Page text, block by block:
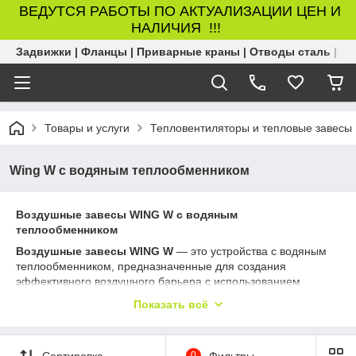
ВЕДУТСЯ РАБОТЫ ПО АКТУАЛИЗАЦИИ ЦЕН И
НАЛИЧИЯ !!!
Задвижки | Фланцы | Приварные краны | Отводы сталь |
Товары и услуги Тепловентиляторы и тепловые завесы
Wing W с водяным теплообменником
Воздушные завесы WING W с водяным
теплообменником
Воздушные завесы WING W — это устройства с водяным
теплообменником, предназначенные для создания
эффективного воздушного барьера с использованием
воздуха и теплопотерь, одновременно обогревая входящий
Серия
применяется в коммерческих,
Показать всё